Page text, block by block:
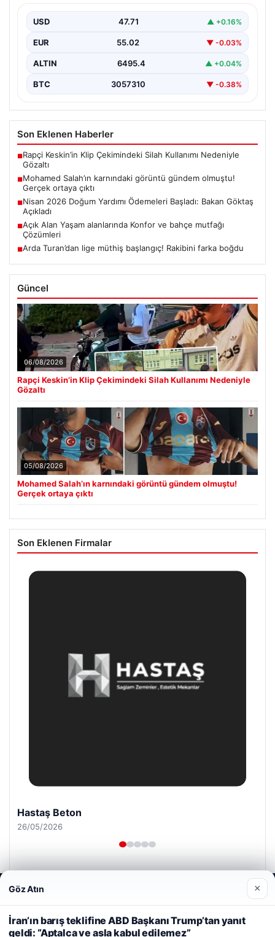
USD 47.71 ▲ +0.16%
EUR 55.02 ▼ -0.03%
ALTIN 6495.4 ▲ +0.04%
BTC 3057310 ▼ -0.38%
Son Eklenen Haberler
■Rapçi Keskin’in Klip Çekimindeki Silah Kullanımı Nedeniyle
Gözaltı
■Mohamed Salah’ın karnındaki görüntü gündem olmuştu!
Gerçek ortaya çıktı
■Nisan 2026 Doğum Yardımı Ödemeleri Başladı: Bakan Göktaş
Açıkladı
■Açık Alan Yaşam alanlarında Konfor ve bahçe mutfağı
Çözümleri
■Arda Turan’dan lige müthiş başlangıç! Rakibini farka boğdu
Güncel
06/08/2026
Rapçi Keskin’in Klip Çekimindeki Silah Kullanımı Nedeniyle
Gözaltı
05/08/2026
Mohamed Salah’ın karnındaki görüntü gündem olmuştu!
Gerçek ortaya çıktı
Son Eklenen Firmalar
Hastaş Beton
26/05/2026
© 2026 Yemek Molası – Güncel Haberler
Web sitemizi nasıl kullandığınızı daha iyi anlayabilmek,
deneyiminizi kişiselleştirmek ve geliştirmek amacıyla çerezler
kullanıyoruz.
Çerez Politikamız
Reddet Kabul Et
Göz Atın ×
İran’ın barış teklifine ABD Başkanı Trump’tan yanıt
geldi: “Aptalca ve asla kabul edilemez”